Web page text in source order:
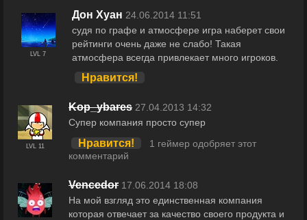
LVL 7
Дон Хуан 24.06.2014 11:51
судя по графе и атмосфере игра наберет свои
рейтинги очень даже не слабо! Такая
атмосфера всегда привлекает много игроков.
Нравится!
LVL 11
Kop_ybares 27.04.2013 14:32
Супер компания просто супер
Нравится!
1 геймер одобряет этот
комментарий
Vencedor 17.06.2014 18:08
На мой взгляд это единственная компания
которая отвечает за качество своего продукта и